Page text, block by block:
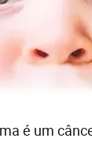
é um